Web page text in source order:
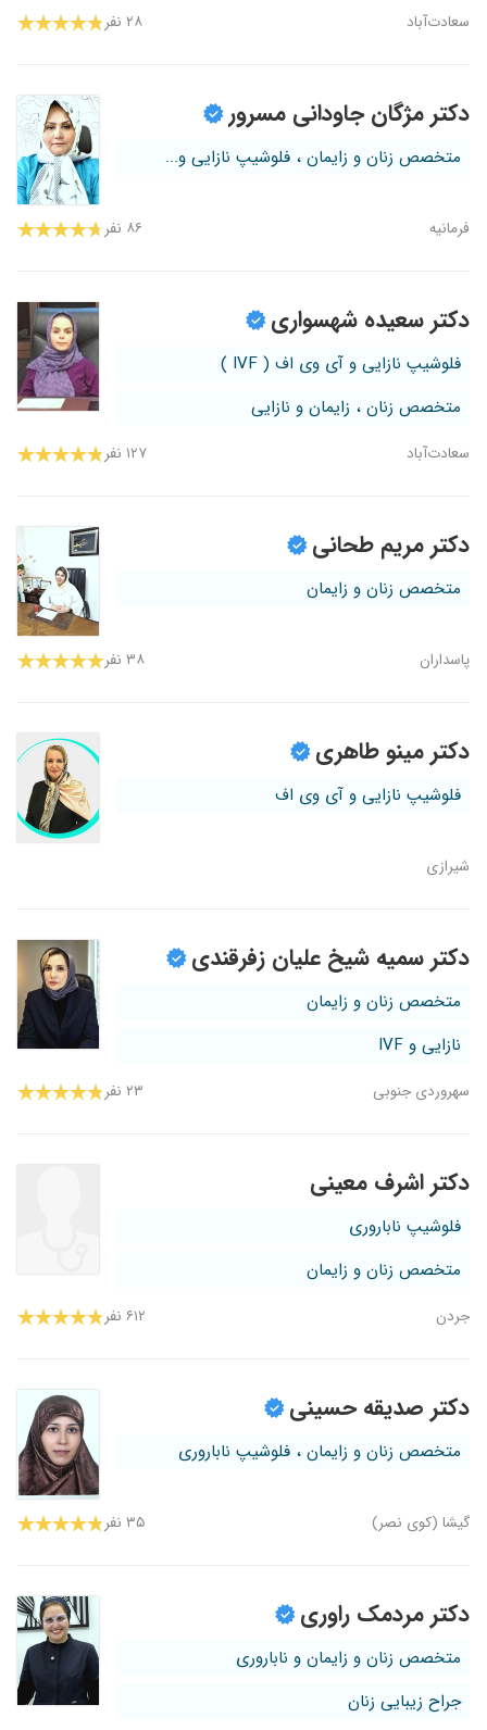
سعادت‌آباد ۲۸ نفر
دکتر مژگان جاودانی مسرور
متخصص زنان و زایمان ، فلوشیپ نازایی و...
فرمانیه ۸۶ نفر
دکتر سعیده شهسواری
فلوشیپ نازایی و آی وی اف ( IVF )
متخصص زنان ، زایمان و نازایی
سعادت‌آباد ۱۲۷ نفر
دکتر مریم طحانی
متخصص زنان و زایمان
پاسداران ۳۸ نفر
دکتر مینو طاهری
فلوشیپ نازایی و آی وی اف
شیرازی
دکتر سمیه شیخ علیان زفرقندی
متخصص زنان و زایمان
نازایی و IVF
سهروردی جنوبی ۲۳ نفر
دکتر اشرف معینی
فلوشیپ ناباروری
متخصص زنان و زایمان
جردن ۶۱۲ نفر
دکتر صدیقه حسینی
متخصص زنان و زایمان ، فلوشیپ ناباروری
گیشا (کوی نصر) ۳۵ نفر
دکتر مردمک راوری
متخصص زنان و زایمان و ناباروری
جراح زیبایی زنان